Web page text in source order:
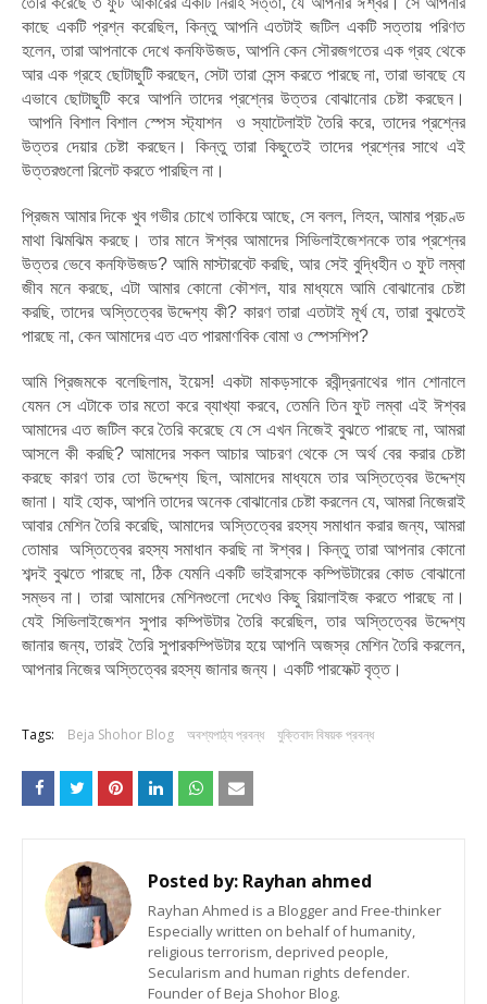
কাছে একটি প্রশ্ন করেছিল, কিন্তু আপনি এতটাই জটিল একটি সত্তায় পরিণত
হলেন, তারা আপনাকে দেখে কনফিউজড, আপনি কেন সৌরজগতের এক গ্রহ থেকে
আর এক গ্রহে ছোটাছুটি করছেন, সেটা তারা সেন্স করতে পারছে না, তারা ভাবছে যে
এভাবে ছোটাছুটি করে আপনি তাদের প্রশ্নের উত্তর বোঝানোর চেষ্টা করছেন।
আপনি বিশাল বিশাল স্পেস স্ট্যাশন ও স্যাটেলাইট তৈরি করে, তাদের প্রশ্নের
উত্তর দেয়ার চেষ্টা করছেন। কিন্তু তারা কিছুতেই তাদের প্রশ্নের সাথে এই
উত্তরগুলো রিলেট করতে পারছিল না।
প্রিজম আমার দিকে খুব গভীর চোখে তাকিয়ে আছে, সে বলল, লিহন, আমার প্রচণ্ড
মাথা ঝিমঝিম করছে। তার মানে ঈশ্বর আমাদের সিভিলাইজেশনকে তার প্রশ্নের
উত্তর ভেবে কনফিউজড? আমি মাস্টারবেট করছি, আর সেই বুদ্ধিহীন ৩ ফুট লম্বা
জীব মনে করছে, এটা আমার কোনো কৌশল, যার মাধ্যমে আমি বোঝানোর চেষ্টা
করছি, তাদের অস্তিত্বের উদ্দেশ্য কী? কারণ তারা এতটাই মূর্খ যে, তারা বুঝতেই
পারছে না, কেন আমাদের এত এত পারমাণবিক বোমা ও স্পেসশিপ?
আমি প্রিজমকে বলেছিলাম, ইয়েস! একটা মাকড়সাকে রবীন্দ্রনাথের গান শোনালে
যেমন সে এটাকে তার মতো করে ব্যাখ্যা করবে, তেমনি তিন ফুট লম্বা এই ঈশ্বর
আমাদের এত জটিল করে তৈরি করেছে যে সে এখন নিজেই বুঝতে পারছে না, আমরা
আসলে কী করছি? আমাদের সকল আচার আচরণ থেকে সে অর্থ বের করার চেষ্টা
করছে কারণ তার তো উদ্দেশ্য ছিল, আমাদের মাধ্যমে তার অস্তিত্বের উদ্দেশ্য
জানা। যাই হোক, আপনি তাদের অনেক বোঝানোর চেষ্টা করলেন যে, আমরা নিজেরাই
আবার মেশিন তৈরি করেছি, আমাদের অস্তিত্বের রহস্য সমাধান করার জন্য, আমরা
তোমার অস্তিত্বের রহস্য সমাধান করছি না ঈশ্বর। কিন্তু তারা আপনার কোনো
শব্দই বুঝতে পারছে না, ঠিক যেমনি একটি ভাইরাসকে কম্পিউটারের কোড বোঝানো
সম্ভব না। তারা আমাদের মেশিনগুলো দেখেও কিছু রিয়ালাইজ করতে পারছে না।
যেই সিভিলাইজেশন সুপার কম্পিউটার তৈরি করেছিল, তার অস্তিত্বের উদ্দেশ্য
জানার জন্য, তারই তৈরি সুপারকম্পিউটার হয়ে আপনি অজস্র মেশিন তৈরি করলেন,
আপনার নিজের অস্তিত্বের রহস্য জানার জন্য। একটি পারফেক্ট বৃত্ত।
Tags: Beja Shohor Blog অবশ্যপাঠ্য প্রবন্ধ যুক্তিবাদ বিষয়ক প্রবন্ধ
Posted by: Rayhan ahmed
Rayhan Ahmed is a Blogger and Free-thinker
Especially written on behalf of humanity,
religious terrorism, deprived people,
Secularism and human rights defender.
Founder of Beja Shohor Blog.